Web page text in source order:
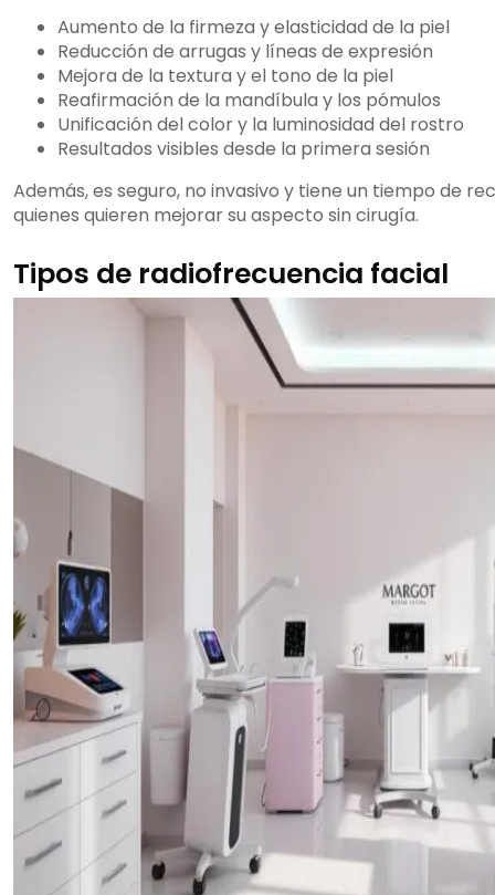
Aumento de la firmeza y elasticidad de la piel
Reducción de arrugas y líneas de expresión
Mejora de la textura y el tono de la piel
Reafirmación de la mandíbula y los pómulos
Unificación del color y la luminosidad del rostro
Resultados visibles desde la primera sesión
Además, es seguro, no invasivo y tiene un tiempo de
quienes quieren mejorar su aspecto sin cirugía.
Tipos de radiofrecuencia facial